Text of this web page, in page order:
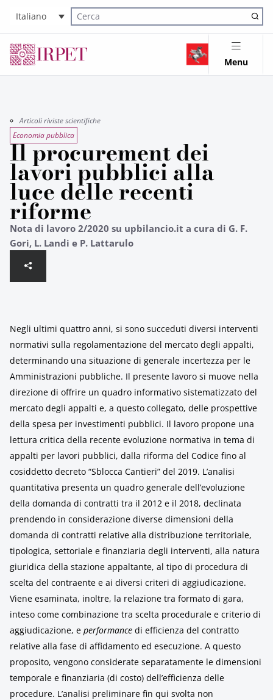
Italiano
Cerca nel sito
Menu
Articoli riviste scientifiche
Economia pubblica
Il procurement dei
lavori pubblici alla
luce delle recenti
riforme
Nota di lavoro 2/2020 su upbilancio.it a cura di G. F.
Gori, L. Landi e P. Lattarulo
Negli ultimi quattro anni, si sono succeduti diversi interventi
normativi sulla regolamentazione del mercato degli appalti,
determinando una situazione di generale incertezza per le
Amministrazioni pubbliche. Il presente lavoro si muove nella
direzione di offrire un quadro informativo sistematizzato del
mercato degli appalti e, a questo collegato, delle prospettive
della spesa per investimenti pubblici. Il lavoro propone una
lettura critica della recente evoluzione normativa in tema di
appalti per lavori pubblici, dalla riforma del Codice fino al
cosiddetto decreto “Sblocca Cantieri” del 2019. L’analisi
quantitativa presenta un quadro generale dell’evoluzione
della domanda di contratti tra il 2012 e il 2018, declinata
prendendo in considerazione diverse dimensioni della
domanda di contratti relative alla distribuzione territoriale,
tipologica, settoriale e finanziaria degli interventi, alla natura
giuridica della stazione appaltante, al tipo di procedura di
scelta del contraente e ai diversi criteri di aggiudicazione.
Viene esaminata, inoltre, la relazione tra formato di gara,
inteso come combinazione tra scelta procedurale e criterio di
aggiudicazione, e performance di efficienza del contratto
relative alla fase di affidamento ed esecuzione. A questo
proposito, vengono considerate separatamente le dimensioni
temporale e finanziaria (di costo) dell’efficienza delle
procedure. L’analisi preliminare fin qui svolta non